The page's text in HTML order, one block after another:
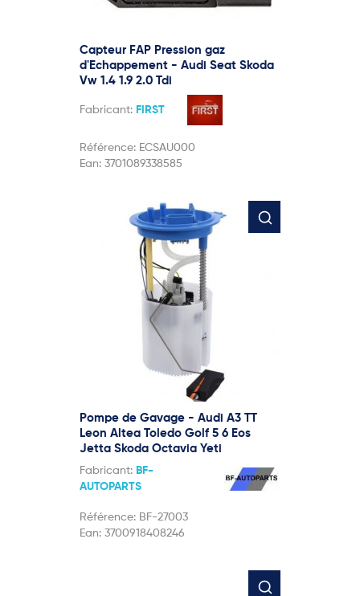
Capteur FAP Pression gaz
d'Echappement - Audi Seat Skoda
Vw 1.4 1.9 2.0 Tdi
Fabricant: FIRST
Référence: ECSAU000
Ean: 3701089338585
Pompe de Gavage - Audi A3 TT
Leon Altea Toledo Golf 5 6 Eos
Jetta Skoda Octavia Yeti
Fabricant: BF-
AUTOPARTS
Référence: BF-27003
Ean: 3700918408246